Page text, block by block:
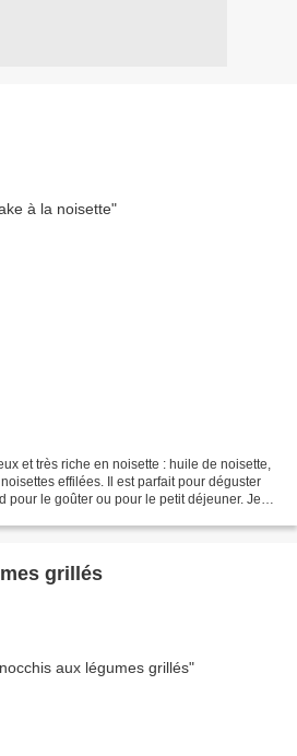
et très riche en noisette : huile de noisette,
effilées. Il est parfait pour déguster
pour le goûter ou pour le petit déjeuner. Je
grillés